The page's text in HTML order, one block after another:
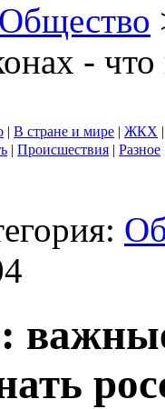
Общество
-
| В стране и мире | ЖКХ
| Происшествия | Разное